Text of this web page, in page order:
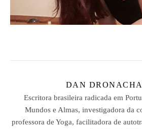
DAN
Escritora brasileira radicada em
Mundos e Almas, investigadora da
professora de Yoga, facilitadora de